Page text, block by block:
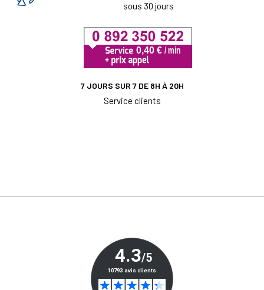
sous 30 jours
7 JOURS SUR 7 DE 8H À 20H
Service clients